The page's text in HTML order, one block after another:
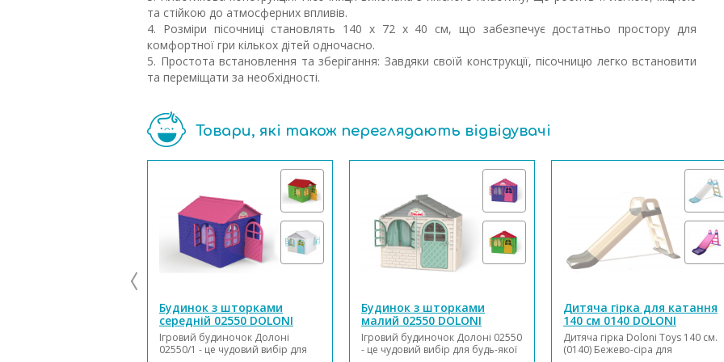
та стійкою до атмосферних впливів.
4. Розміри пісочниці становлять 140 х 72 х 40 см, що забезпечує достатньо простору для
комфортної гри кількох дітей одночасно.
5. Простота встановлення та зберігання: Завдяки своїй конструкції, пісочницю легко встановити
та переміщати за необхідності.
Товари, які також переглядають відвідувачі
Будинок з шторками
середній 02550 DOLONI
Ігровий будиночок Долоні
02550/1 - це чудовий вибір для
Будинок з шторками
малий 02550 DOLONI
Ігровий будиночок Долоні 02550
- це чудовий вибір для будь-якої
Дитяча гірка для катання
140 см 0140 DOLONI
Дитяча гірка Doloni Toys 140 см.
(0140) Бежево-сіра для